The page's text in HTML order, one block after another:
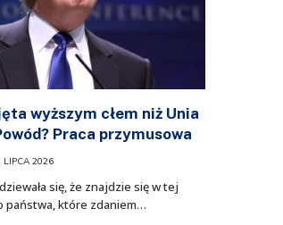
wyższym cłem niż Unia
Praca przymusowa
LIPCA 2026
się, że znajdzie się w tej
państwa, które zdaniem…